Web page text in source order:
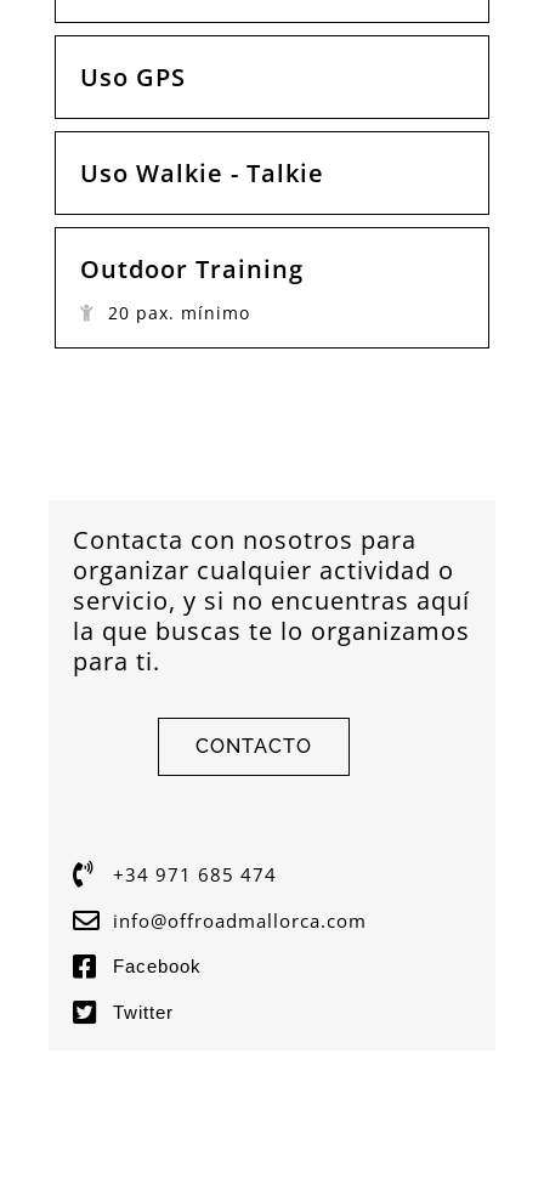
Uso GPS
Uso Walkie - Talkie
Outdoor Training
20 pax. mínimo
Contacta con nosotros para
organizar cualquier actividad o
servicio, y si no encuentras aquí
la que buscas te lo organizamos
para ti.
CONTACTO
+34 971 685 474
info@offroadmallorca.com
Facebook
Twitter